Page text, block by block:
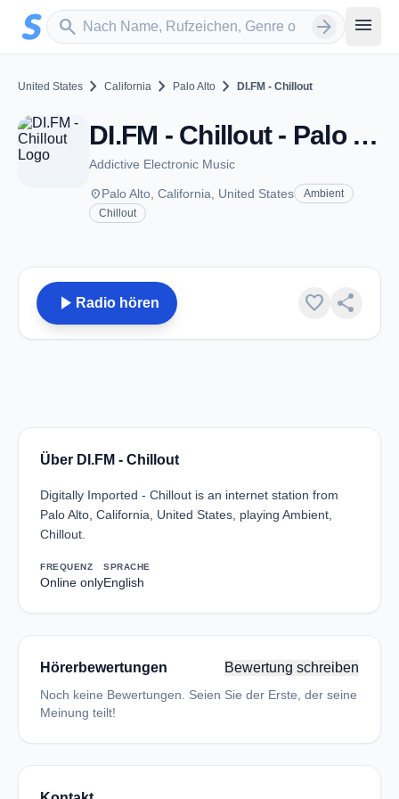
Zum Hauptinhalt springen
search
Sender suchen arrow_forward menu
United States chevron_right California chevron_right Palo Alto chevron_right DI.FM - Chillout
DI.FM - Chillout - Palo Alto, CA
Addictive Electronic Music
placePalo Alto, California, United States
Ambient
Chillout
play_arrow Radio hören favorite share
Über DI.FM - Chillout
Digitally Imported - Chillout is an internet station from
Palo Alto, California, United States, playing Ambient,
Chillout.
FREQUENZ
Online only
SPRACHE
English
Hörerbewertungen Bewertung schreiben
Noch keine Bewertungen. Seien Sie der Erste, der seine
Meinung teilt!